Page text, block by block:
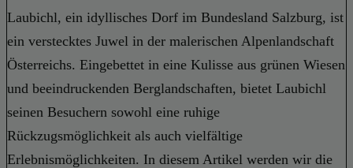
Laubichl, ein idyllisches Dorf im Bundesland Salzburg, ist
ein verstecktes Juwel in der malerischen Alpenlandschaft
Österreichs. Eingebettet in eine Kulisse aus grünen Wiesen
und beeindruckenden Berglandschaften, bietet Laubichl
seinen Besuchern sowohl eine ruhige
Rückzugsmöglichkeit als auch vielfältige
Erlebnismöglichkeiten. In diesem Artikel werden wir die